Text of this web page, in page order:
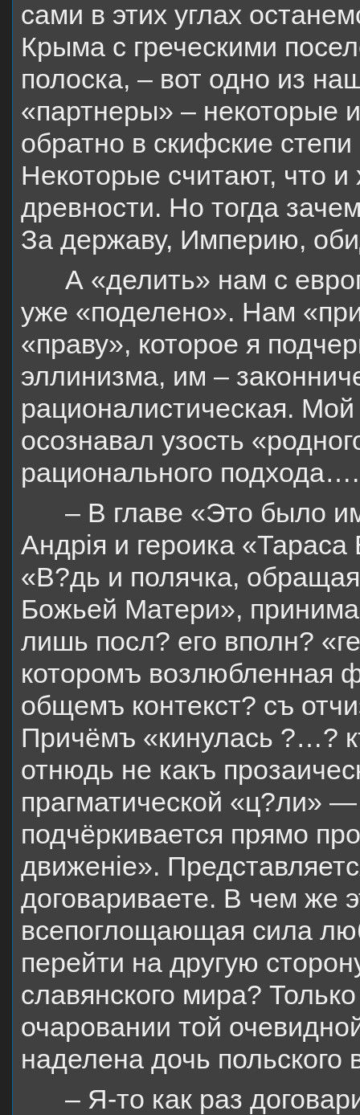
сами в этих углах
Крыма с греческими
полоска, – вот одно из
«партнеры» – некоторые
обратно в скифские
Некоторые считают, что
древности. Но тогда
За державу, Империю,
А «делить» нам с
уже «поделено». Нам
«праву», которое я
эллинизма, им –
рационалистическая.
осознавал узость
рационального подхода….
– В главе «Это было
Андрія и героика
«В?дь и полячка,
Божьей Матери»,
лишь посл? его вполн?
которомъ возлюбленная
общемъ контекст? съ
Причёмъ «кинулась ?…?
отнюдь не какъ
прагматической «ц?ли»
подчёркивается прямо
движеніе».
договариваете. В чем же
всепоглощающая сила
перейти на другую
славянского мира?
очаровании той
наделена дочь польского
– Я-то как раз